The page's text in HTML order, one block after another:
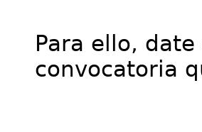
Para ello,
convocatoria